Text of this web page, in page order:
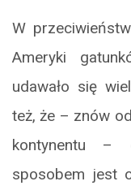
W
Ameryki
udawało się
też, że – znów
kontynentu –
sposobem jest